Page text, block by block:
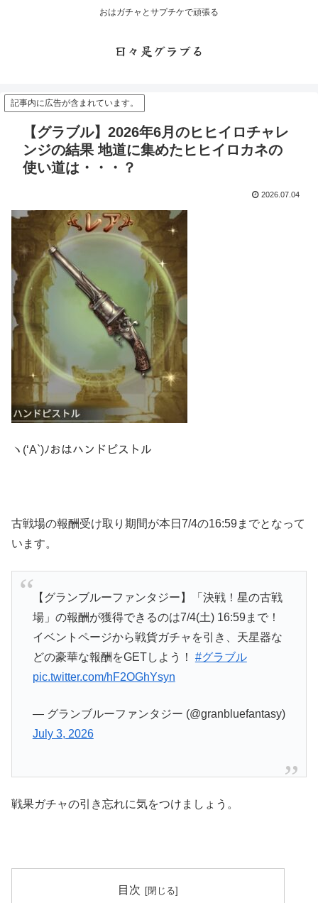
おはガチャとサプチケで頑張る
日々是グラブる
記事内に広告が含まれています。
【グラブル】2026年6月のヒヒイロチャレ
ンジの結果 地道に集めたヒヒイロカネの
使い道は・・・？
2026.07.04
ヽ(‘A`)ﾉおはハンドピストル
古戦場の報酬受け取り期間が本日7/4の16:59までとなって
います。
【グランブルーファンタジー】「決戦！星の古戦
場」の報酬が獲得できるのは7/4(土) 16:59まで！
イベントページから戦貨ガチャを引き、天星器な
どの豪華な報酬をGETしよう！ #グラブル
pic.twitter.com/hF2OGhYsyn
— グランブルーファンタジー (@granbluefantasy)
July 3, 2026
戦果ガチャの引き忘れに気をつけましょう。
目次